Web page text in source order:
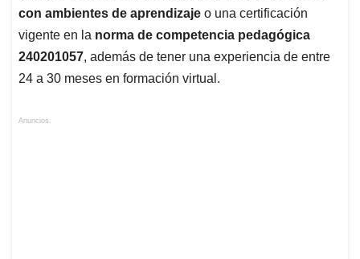
con ambientes de aprendizaje o una certificación
vigente en la norma de competencia pedagógica
240201057, además de tener una experiencia de entre
24 a 30 meses en formación virtual.
Anuncios.